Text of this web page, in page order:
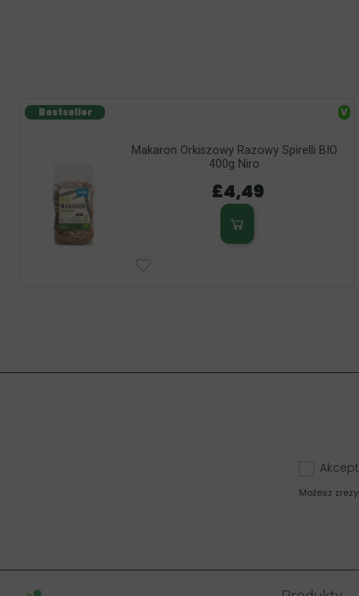
Makaron Orkiszowy Razowy Spirelli BIO
400g Niro
£4,49
Bestseller V
Możesz